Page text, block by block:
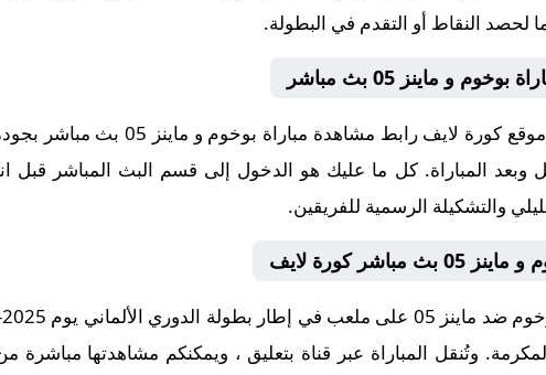
لحصد النقاط أو التقدم في البطولة.
و ماينز 05 بث مباشر
نوفر لكم عبر موقع كورة لايف
وبعد المباراة. كل ما عليك هو الدخول إلى قسم البث المباشر قبل
والتشكيلة الرسمية للفريقين.
مباشر كورة لايف
وتُنقل المباراة عبر قناة بتعليق ، ويمكنكم مشاهدتها